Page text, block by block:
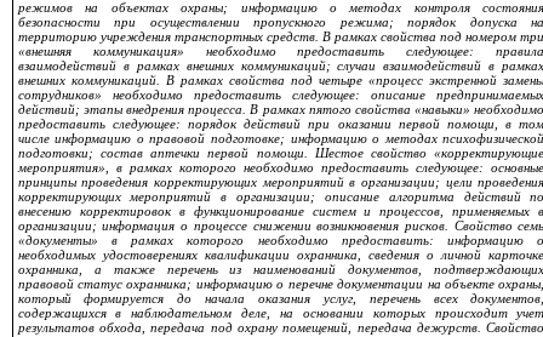
режимов на объектах охраны; информацию о методах контроля
безопасности при осуществлении пропускного режима; порядок допуска
территорию учреждения транспортных средств. В рамках свойства под номером
«внешняя коммуникация» необходимо предоставить следующее:
взаимодействий в рамках внешних коммуникаций; случаи взаимодействий в
внешних коммуникаций. В рамках свойства под четыре «процесс экстренной
сотрудников» необходимо предоставить следующее: описание
действий; этапы внедрения процесса. В рамках пятого свойства «навыки»
предоставить следующее: порядок действий при оказании первой помощи, в
числе информацию о правовой подготовке; информацию о методах
подготовки; состав аптечки первой помощи. Шестое свойство
мероприятия», в рамках которого необходимо предоставить следующее:
принципы проведения корректирующих мероприятий в организации; цели
корректирующих мероприятий в организации; описание алгоритма действий
внесению корректировок в функционирование систем и процессов, применяемых
организации; информация о процессе снижении возникновения рисков. Свойство
«документы» в рамках которого необходимо предоставить: информацию
необходимых удостоверениях квалификации охранника, сведения о личной
охранника, а также перечень из наименований документов,
правовой статус охранника; информацию о перечне документации на объекте
который формируется до начала оказания услуг, перечень всех
содержащихся в наблюдательном деле, на основании которых происходит
результатов обхода, передача под охрану помещений, передача дежурств.